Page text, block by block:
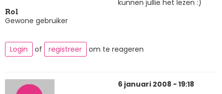
Rol
Gewone gebruiker
kunnen jullie het lezen :)
Login of registreer om te reageren
6 januari 2008 - 19:18